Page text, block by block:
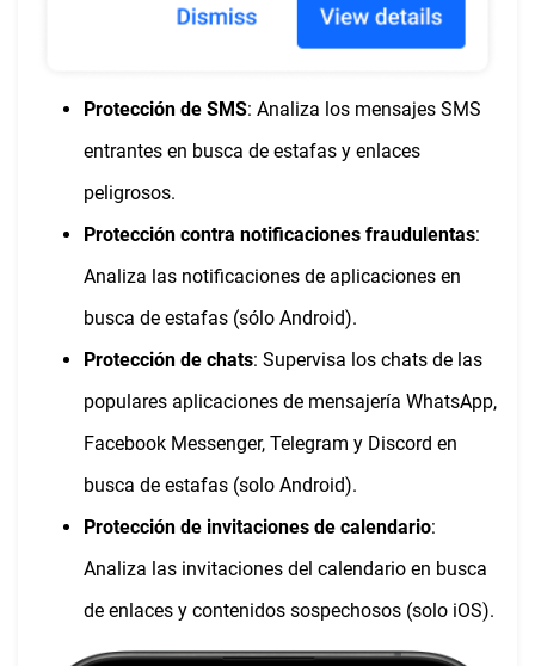
Protección de SMS: Analiza los mensajes SMS
entrantes en busca de estafas y enlaces
peligrosos.
Protección contra notificaciones fraudulentas:
Analiza las notificaciones de aplicaciones en
busca de estafas (sólo Android).
Protección de chats: Supervisa los chats de las
populares aplicaciones de mensajería WhatsApp,
Facebook Messenger, Telegram y Discord en
busca de estafas (solo Android).
Protección de invitaciones de calendario:
Analiza las invitaciones del calendario en busca
de enlaces y contenidos sospechosos (solo iOS).